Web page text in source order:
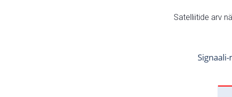
Satelliitide arv